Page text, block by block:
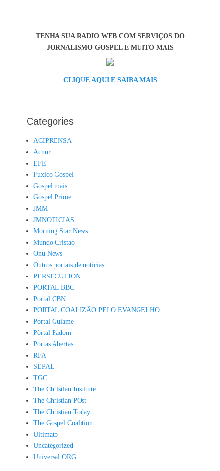
TENHA SUA RADIO WEB COM SERVIÇOS DO
JORNALISMO GOSPEL E MUITO MAIS
CLIQUE AQUI E SAIBA MAIS
Categories
ACIPRENSA
Acnur
EFE
Fuxico Gospel
Gospel mais
Gospel Prime
JMM
JMNOTICIAS
Morning Star News
Mundo Cristao
Onu News
Outros portais de noticias
PERSECUTION
PORTAL BBC
Portal CBN
PORTAL COALIZÃO PELO EVANGELHO
Portal Guiame
Pòrtal Padom
Portas Abertas
RFA
SEPAL
TGC
The Christian Institute
The Christian POst
The Christian Today
The Gospel Coalition
Ultimato
Uncategorized
Universal ORG